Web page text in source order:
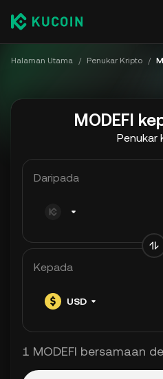
Halaman Utama / Penukar Kripto /
MODEFI
Penukar
Daripada
Kepada
USD
1 MODEFI bersamaan